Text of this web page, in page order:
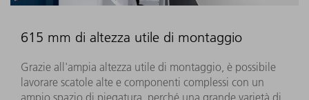
615 mm di altezza utile di montaggio
Grazie all'ampia altezza utile di montaggio, è possibile
lavorare scatole alte e componenti complessi con un
ampio spazio di piegatura, perché una grande varietà di